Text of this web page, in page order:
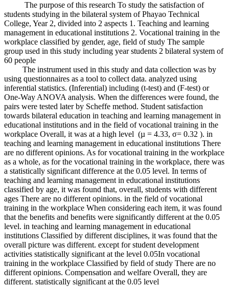
The purpose of this research To study the satisfaction of
students studying in the bilateral system of Phayao Technical
College, Year 2, divided into 2 aspects 1. Teaching and learning
management in educational institutions 2. Vocational training in the
workplace classified by gender, age, field of study The sample
group used in this study including year students 2 bilateral system of
60 people
The instrument used in this study and data collection was by
using questionnaires as a tool to collect data. analyzed using
inferential statistics. (Inferential) including (t-test) and (F-test) or
One-Way ANOVA analysis. When the differences were found, the
pairs were tested later by Scheffe method. Student satisfaction
towards bilateral education in teaching and learning management in
educational institutions and in the field of vocational training in the
workplace Overall, it was at a high level (µ = 4.33, σ= 0.32 ). in
teaching and learning management in educational institutions There
are no different opinions. As for vocational training in the workplace
as a whole, as for the vocational training in the workplace, there was
a statistically significant difference at the 0.05 level. In terms of
teaching and learning management in educational institutions
classified by age, it was found that, overall, students with different
ages There are no different opinions. in the field of vocational
training in the workplace When considering each item, it was found
that the benefits and benefits were significantly different at the 0.05
level. in teaching and learning management in educational
institutions Classified by different disciplines, it was found that the
overall picture was different. except for student development
activities statistically significant at the level 0.05In vocational
training in the workplace Classified by field of study There are no
different opinions. Compensation and welfare Overall, they are
different. statistically significant at the 0.05 level